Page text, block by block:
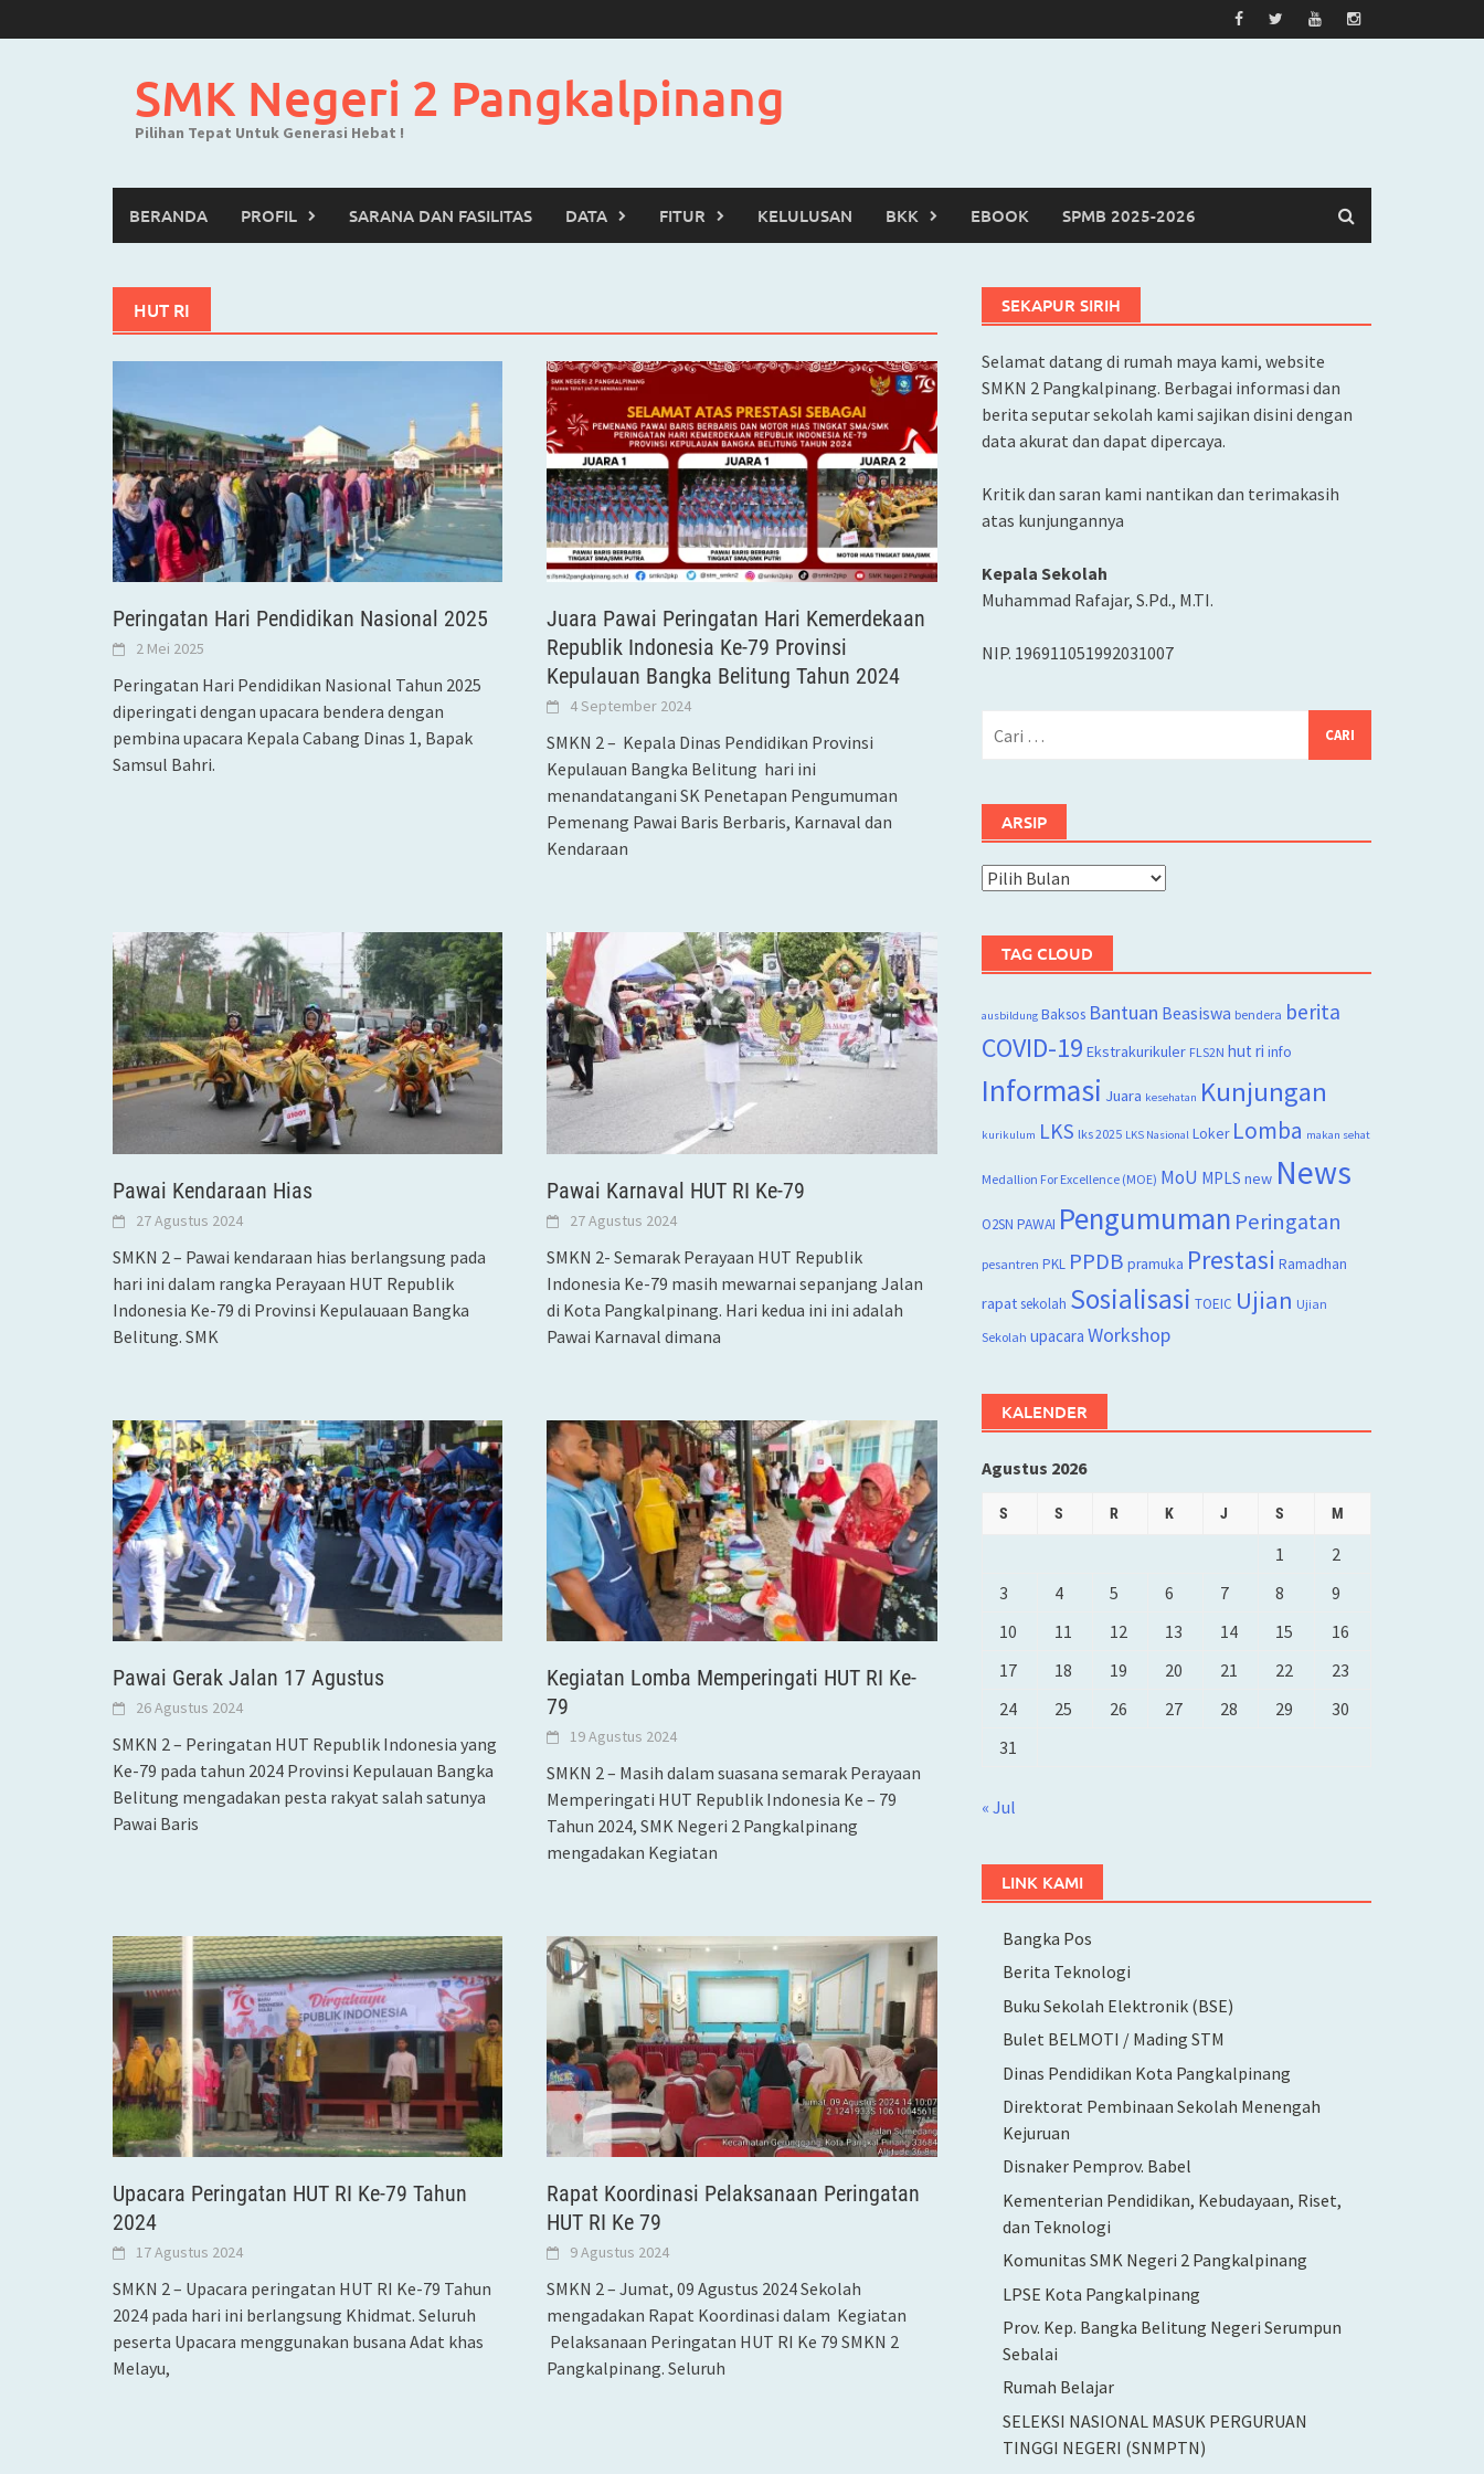
to
SMK Negeri 2 Pangkalpinang
Pilihan Tepat Untuk Generasi Hebat !
BERANDA PROFIL SARANA DAN FASILITAS DATA FITUR KELULUSAN BKK EBOOK SPMB 2025-2026
HUT RI
Peringatan Hari Pendidikan Nasional 2025
2 Mei 2025
Peringatan Hari Pendidikan Nasional Tahun 2025
diperingati dengan upacara bendera dengan
pembina upacara Kepala Cabang Dinas 1, Bapak
Samsul Bahri.
Juara Pawai Peringatan Hari Kemerdekaan
Republik Indonesia Ke-79 Provinsi
Kepulauan Bangka Belitung Tahun 2024
4 September 2024
SMKN 2 – Kepala Dinas Pendidikan Provinsi
Kepulauan Bangka Belitung hari ini
menandatangani SK Penetapan Pengumuman
Pemenang Pawai Baris Berbaris, Karnaval dan
Kendaraan
Pawai Kendaraan Hias
27 Agustus 2024
SMKN 2 – Pawai kendaraan hias berlangsung pada
hari ini dalam rangka Perayaan HUT Republik
Indonesia Ke-79 di Provinsi Kepulauaan Bangka
Belitung. SMK
Pawai Karnaval HUT RI Ke-79
27 Agustus 2024
SMKN 2- Semarak Perayaan HUT Republik
Indonesia Ke-79 masih mewarnai sepanjang Jalan
di Kota Pangkalpinang. Hari kedua ini ini adalah
Pawai Karnaval dimana
Pawai Gerak Jalan 17 Agustus
26 Agustus 2024
SMKN 2 – Peringatan HUT Republik Indonesia yang
Ke-79 pada tahun 2024 Provinsi Kepulauan Bangka
Belitung mengadakan pesta rakyat salah satunya
Pawai Baris
Kegiatan Lomba Memperingati HUT RI Ke-
79
19 Agustus 2024
SMKN 2 – Masih dalam suasana semarak Perayaan
Memperingati HUT Republik Indonesia Ke – 79
Tahun 2024, SMK Negeri 2 Pangkalpinang
mengadakan Kegiatan
Upacara Peringatan HUT RI Ke-79 Tahun
2024
17 Agustus 2024
SMKN 2 – Upacara peringatan HUT RI Ke-79 Tahun
2024 pada hari ini berlangsung Khidmat. Seluruh
peserta Upacara menggunakan busana Adat khas
Melayu,
Rapat Koordinasi Pelaksanaan Peringatan
HUT RI Ke 79
9 Agustus 2024
SMKN 2 – Jumat, 09 Agustus 2024 Sekolah
mengadakan Rapat Koordinasi dalam Kegiatan
Pelaksanaan Peringatan HUT RI Ke 79 SMKN 2
Pangkalpinang. Seluruh
SEKAPUR SIRIH
Selamat datang di rumah maya kami, website
SMKN 2 Pangkalpinang. Berbagai informasi dan
berita seputar sekolah kami sajikan disini dengan
data akurat dan dapat dipercaya.
Kritik dan saran kami nantikan dan terimakasih
atas kunjungannya
Kepala Sekolah
Muhammad Rafajar, S.Pd., M.TI.
NIP. 196911051992031007
ARSIP
Arsip
TAG CLOUD
ausbildung Baksos Bantuan Beasiswa bendera berita
COVID-19 Ekstrakurikuler FLS2N hut ri info
Informasi Juara kesehatan Kunjungan
kurikulum LKS lks 2025 LKS Nasional Loker Lomba makan sehat
Medallion For Excellence (MOE) MoU MPLS new News
O2SN PAWAI Pengumuman Peringatan
pesantren PKL PPDB pramuka Prestasi Ramadhan
rapatsekolah Sosialisasi TOEIC Ujian Ujian
Sekolah upacara Workshop
KALENDER
Agustus 2026
S S R K J S M
1
2
3
4 5 6 7 8
9
10
11 12 13 14 15
16
17
18 19 20 21 22
23
24
25 26 27 28 29
30
31
« Jul
LINK KAMI
Bangka Pos
Berita Teknologi
Buku Sekolah Elektronik (BSE)
Bulet BELMOTI / Mading STM
Dinas Pendidikan Kota Pangkalpinang
Direktorat Pembinaan Sekolah Menengah
Kejuruan
Disnaker Pemprov. Babel
Kementerian Pendidikan, Kebudayaan, Riset,
dan Teknologi
Komunitas SMK Negeri 2 Pangkalpinang
LPSE Kota Pangkalpinang
Prov. Kep. Bangka Belitung Negeri Serumpun
Sebalai
Rumah Belajar
SELEKSI NASIONAL MASUK PERGURUAN
TINGGI NEGERI (SNMPTN)